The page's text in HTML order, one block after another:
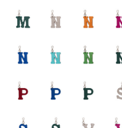
M - EmeraudeN - ChampagneN - Orange N -
N - Bleu lapisN - CaraïbesN - Gazon N
P - Rouge P - Bleu lapisP - Emeraude
S -
S - Bleu lapisS - EmeraudeV - Champagne
V -